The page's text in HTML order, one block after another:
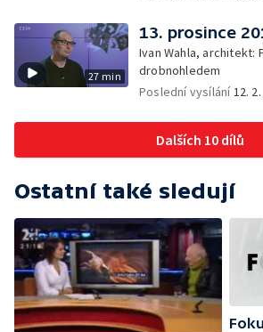
27 min
13. prosince
Ivan Wahla, architekt:
drobnohledem
Poslední vysílání12.
Dalších 10 dílů
Ostatní také sledují